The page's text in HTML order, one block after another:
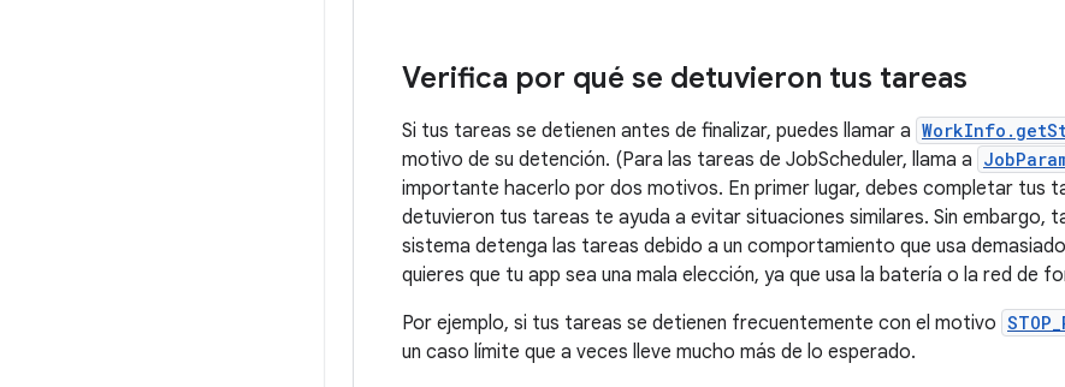
Verifica por qué se detuvieron tus tareas
Si tus tareas se detienen antes de finalizar, puedes llamar a
motivo de su detención. (Para las tareas de JobScheduler, llama a
importante hacerlo por dos motivos. En primer lugar, debes completar tus
detuvieron tus tareas te ayuda a evitar situaciones similares. Sin embargo,
sistema detenga las tareas debido a un comportamiento que usa
quieres que tu app sea una mala elección, ya que usa la batería o la red de
Por ejemplo, si tus tareas se detienen frecuentemente con el motivo
un caso límite que a veces lleve mucho más de lo esperado.